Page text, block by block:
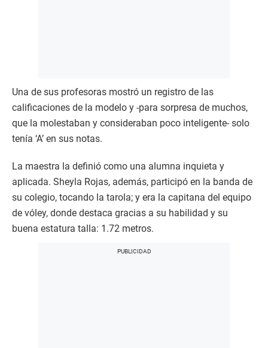
Una de sus profesoras mostró un registro de las
calificaciones de la modelo y -para sorpresa de muchos,
que la molestaban y consideraban poco inteligente- solo
tenía ‘A’ en sus notas.
La maestra la definió como una alumna inquieta y
aplicada. Sheyla Rojas, además, participó en la banda de
su colegio, tocando la tarola; y era la capitana del equipo
de vóley, donde destaca gracias a su habilidad y su
buena estatura talla: 1.72 metros.